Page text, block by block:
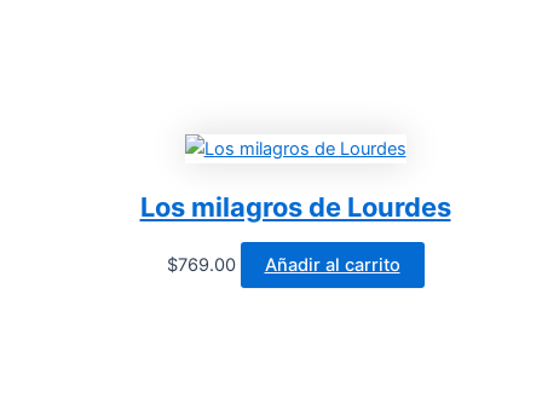
Los milagros de Lourdes
$769.00 Añadir al carrito